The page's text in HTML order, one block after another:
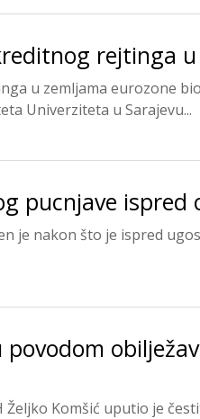
rejtinga
u zemljama eurozone
Univerziteta u Sarajevu...
pucnjave ispred
je nakon što je ispred
Željko Komšić uputio je